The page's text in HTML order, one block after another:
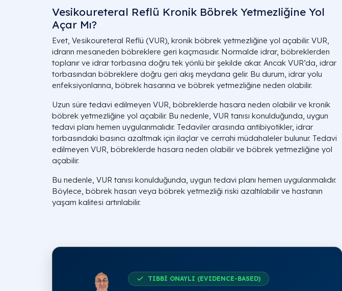
Vesikoureteral Reflü Kronik Böbrek Yetmezliğine Yol
Açar Mı?
Evet, Vesikoureteral Reflü (VUR), kronik böbrek yetmezliğine yol açabilir. VUR,
idrarın mesaneden böbreklere geri kaçmasıdır. Normalde idrar, böbreklerden
toplanır ve idrar torbasına doğru tek yönlü bir şekilde akar. Ancak VUR’da, idrar
torbasından böbreklere doğru geri akış meydana gelir. Bu durum, idrar yolu
enfeksiyonlarına, böbrek hasarına ve böbrek yetmezliğine neden olabilir.
Uzun süre tedavi edilmeyen VUR, böbreklerde hasara neden olabilir ve kronik
böbrek yetmezliğine yol açabilir. Bu nedenle, VUR tanısı konulduğunda, uygun
tedavi planı hemen uygulanmalıdır. Tedaviler arasında antibiyotikler, idrar
torbasındaki basıncı azaltmak için ilaçlar ve cerrahi müdahaleler bulunur. Tedavi
edilmeyen VUR, böbreklerde hasara neden olabilir ve böbrek yetmezliğine yol
açabilir.
Bu nedenle, VUR tanısı konulduğunda, uygun tedavi planı hemen uygulanmalıdır.
Böylece, böbrek hasarı veya böbrek yetmezliği riski azaltılabilir ve hastanın
yaşam kalitesi artırılabilir.
TIBBİ ONAYLI (EVIDENCE-BASED)